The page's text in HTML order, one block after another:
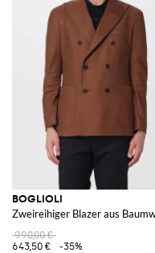
BOGLIOLI
Zweireihiger Blazer aus
990,00 €
643,50 €
-35%